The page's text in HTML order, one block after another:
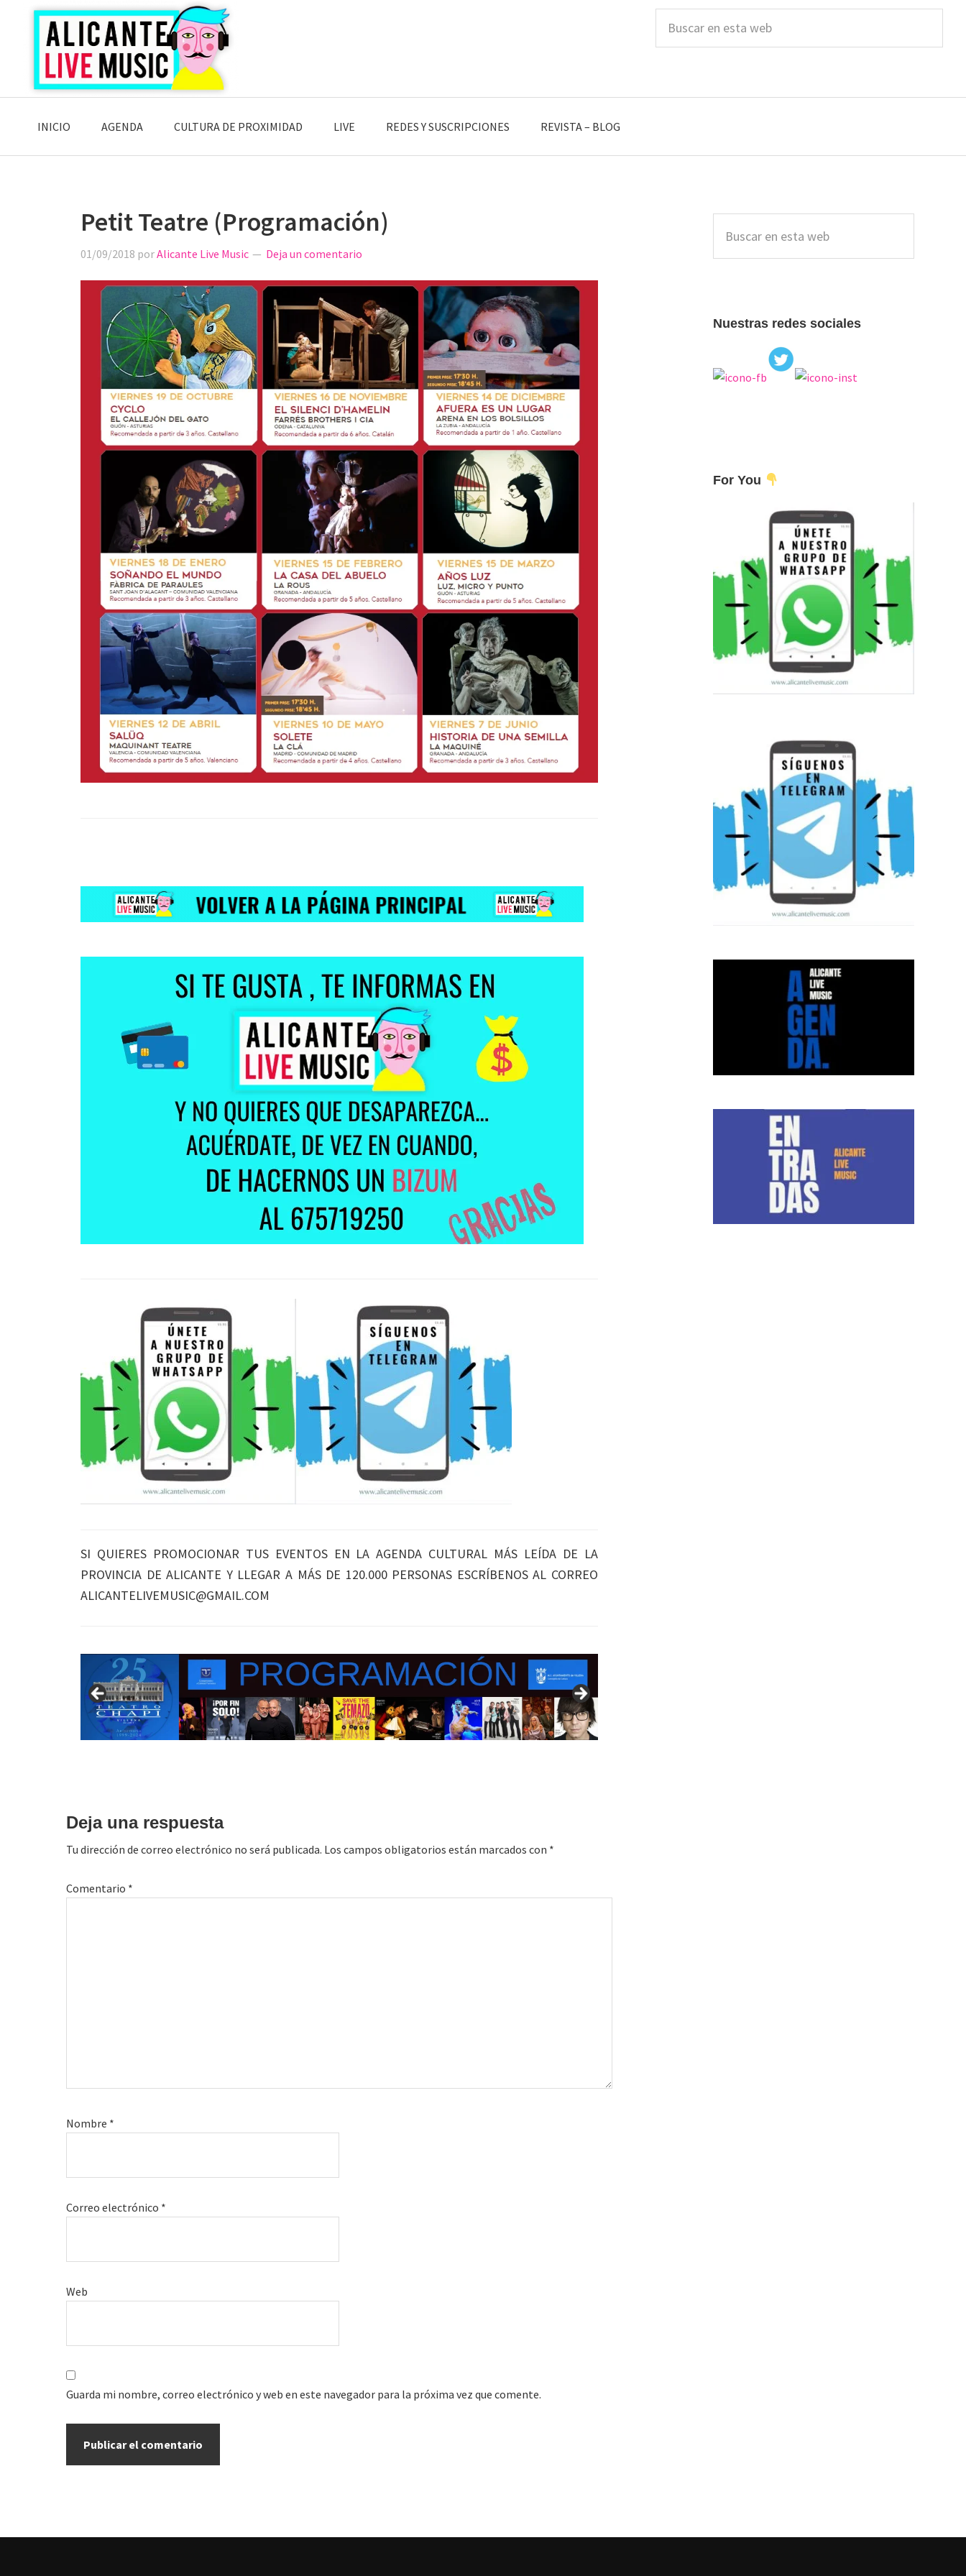
Saltar
navegación
principal
Saltar
contenido
principal
Saltar
lateral
principal
esta
INICIO AGENDA CULTURA DE PROXIMIDAD LIVE REDES Y SUSCRIPCIONES REVISTA – BLOG
Petit Teatre (Programación)
01/09/2018 porAlicante Live Music Deja un comentario
SI QUIERES PROMOCIONAR TUS EVENTOS EN LA AGENDA CULTURAL MÁS LEÍDA DE LA
PROVINCIA DE ALICANTE Y LLEGAR A MÁS DE 120.000 PERSONAS ESCRÍBENOS AL CORREO
ALICANTELIVEMUSIC@GMAIL.COM
lectores
Deja una respuesta
Tu dirección de correo electrónico no será publicada. Los campos obligatorios están marcados con *
Comentario *
Nombre *
Correo electrónico *
Web
Guarda mi nombre, correo electrónico y web en este navegador para la próxima vez que comente.
lateral
principal
esta
Nuestras redes sociales
For You